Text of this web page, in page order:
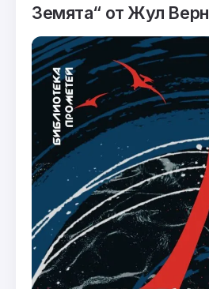
Земята“ от Жул Верн